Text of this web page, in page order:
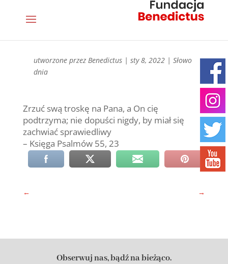
utworzone przez Benedictus| sty 8, 2022| Słowo
dnia
Zrzuć swą troskę na Pana, a On cię
podtrzyma; nie dopuści nigdy, by miał się
zachwiać sprawiedliwy
– Księga Psalmów 55, 23
← →
Obserwuj nas, bądź na bieżąco.